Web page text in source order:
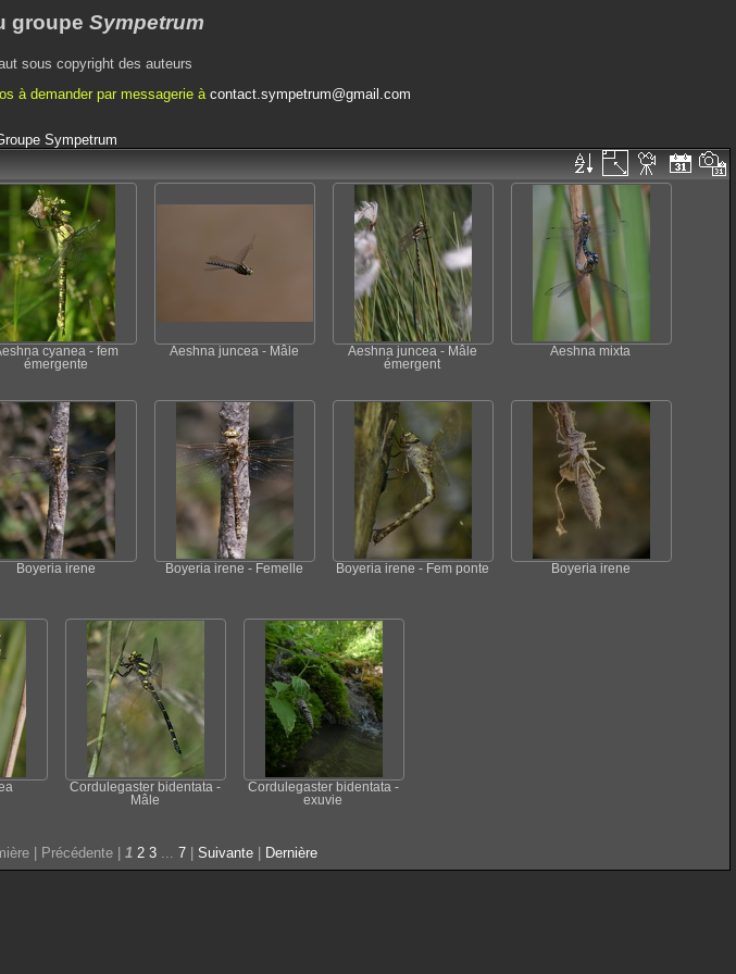
groupe Sympetrum
sous copyright des auteurs
à demander par messagerie à contact.sympetrum@gmail.com
Sympetrum
cyanea - fem
émergente
Aeshna juncea - Mâle
Aeshna juncea - Mâle
émergent
Aeshna mixta
Boyeria irene Boyeria irene - Femelle Boyeria irene - Fem ponte Boyeria irene
Cordulegaster bidentata -
Mâle
Cordulegaster bidentata -
exuvie
| Précédente | 1 2 3... 7 | Suivante | Dernière